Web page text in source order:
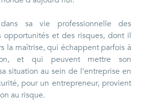
sa vie professionnelle des
opportunités et des risques, dont il
la maîtrise, qui échappent parfois à
et qui peuvent mettre son
situation au sein de l’entreprise en
pour un entrepreneur, provient
au risque.